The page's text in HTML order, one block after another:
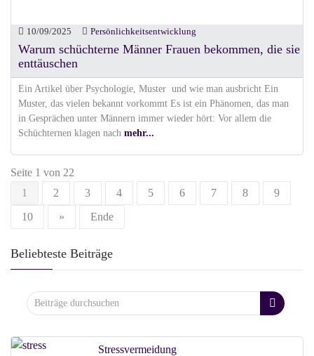
10/09/2025 Persönlichkeitsentwicklung
Warum schüchterne Männer Frauen bekommen, die sie
enttäuschen
Ein Artikel über Psychologie, Muster und wie man ausbricht Ein
Muster, das vielen bekannt vorkommt Es ist ein Phänomen, das man
in Gesprächen unter Männern immer wieder hört: Vor allem die
Schüchternen klagen nach mehr...
Seite 1 von 22
1
2 3 4 5 6 7 8
9
10
» Ende
Beliebteste Beiträge
Stressvermeidung